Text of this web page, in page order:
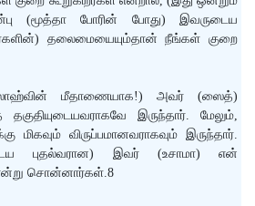
(மூத்தா போரின் போது) இவருடைய
தலைமையையும்தான் நீங்கள் குறை
மீதாணையாக!) அவர் (ஸைத்)
இருந்தார். மேலும்,
விருப்பமானவராகவும் இருந்தார்.
புதல்வரான) இவர் (உசாமா) என்
என்று சொன்னார்கள்.8